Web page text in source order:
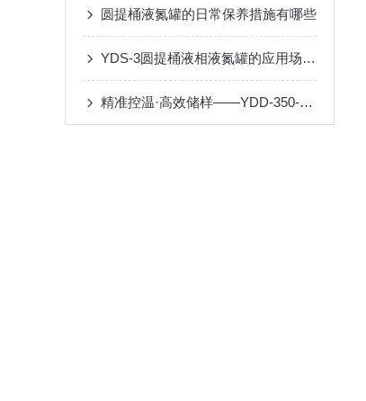
圆提桶液氮罐的日常保养措施有哪些
YDS-3圆提桶液相液氮罐的应用场景说明
精准控温·高效储样——YDD-350-320P气相液氮罐技术解析